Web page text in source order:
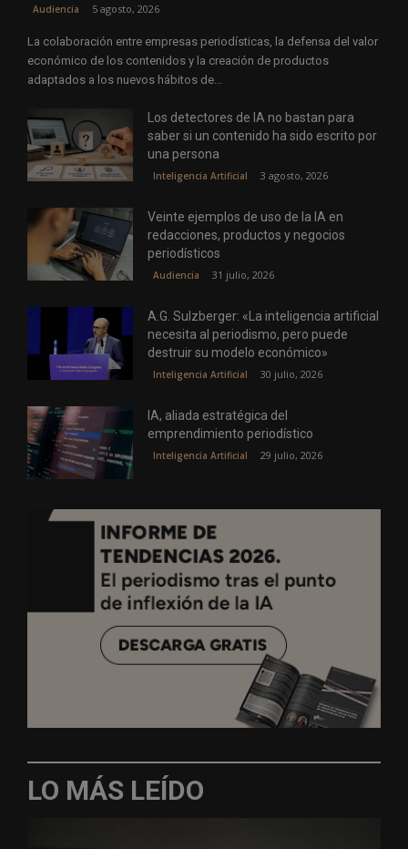
Audiencia 5 agosto, 2026
La colaboración entre empresas periodísticas, la defensa del valor
económico de los contenidos y la creación de productos
adaptados a los nuevos hábitos de...
Los detectores de IA no bastan para
saber si un contenido ha sido escrito por
una persona
Inteligencia Artificial 3 agosto, 2026
Veinte ejemplos de uso de la IA en
redacciones, productos y negocios
periodísticos
Audiencia 31 julio, 2026
A.G. Sulzberger: «La inteligencia artificial
necesita al periodismo, pero puede
destruir su modelo económico»
Inteligencia Artificial 30 julio, 2026
IA, aliada estratégica del
emprendimiento periodístico
Inteligencia Artificial 29 julio, 2026
LO MÁS LEÍDO